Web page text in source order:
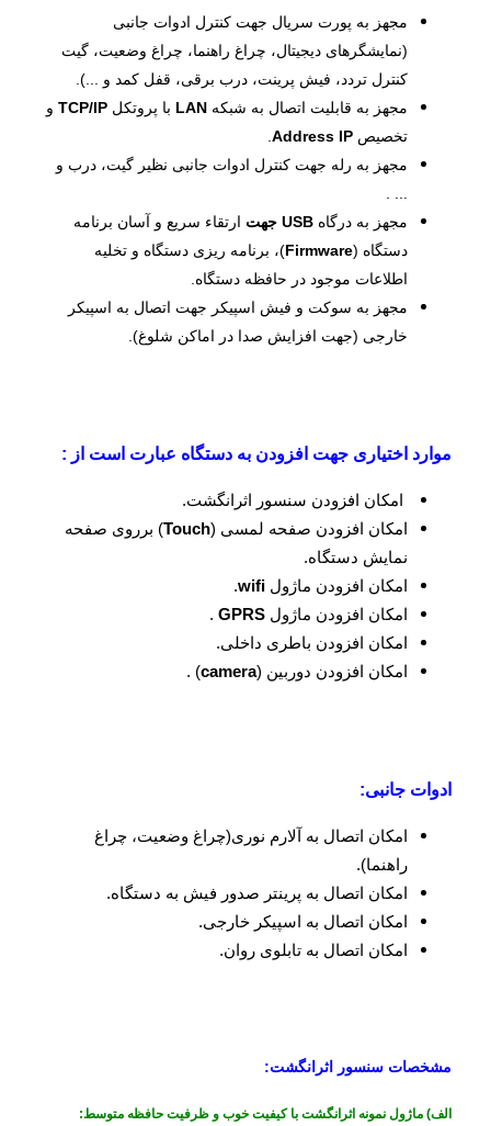
مجهز به پورت سریال جهت کنترل ادوات جانبی
(نمایشگرهای دیجیتال، چراغ راهنما، چراغ وضعیت، گیت
کنترل تردد، فیش پرینت، درب برقی، قفل کمد و ...).
​مجهز به قابلیت اتصال به شبکه LAN با پروتکل TCP/IPو
تخصیص IP
Address
.
مجهز به رله جهت کنترل ادوات جانبی نظیر گیت، درب و
مجهز به درگاه USBجهت ارتقاء سریع و آسان برنامه
دستگاه (Firmware)، برنامه ریزی دستگاه و تخلیه
اطلاعات موجود در حافظه دستگاه.
مجهز به سوکت و فیش اسپیکر جهت اتصال به اسپیکر
خارجی (جهت افزایش صدا در اماکن شلوغ).
موارد اختیاری جهت افزودن به دستگاه عبارت است از :
امکان افزودن سنسور اثرانگشت.
امکان افزودن صفحه لمسی (Touch) برروی صفحه
نمایش دستگاه.
امکان افزودن ماژول wifi
.
امکان افزودن ماژول GPRS
.
امکان افزودن باطری داخلی.
امکان افزودن دوربین (camera
) .
ادوات جانبی:
امکان اتصال به آلارم نوری(چراغ وضعیت، چراغ
راهنما).
امکان اتصال به پرینتر صدور فیش به دستگاه.
امکان اتصال به اسپیکر خارجی.
امکان اتصال به تابلوی روان.
مشخصات سنسور اثرانگشت:
الف) ماژول نمونه اثرانگشت با کیفیت خوب و ظرفیت حافظه متوسط: